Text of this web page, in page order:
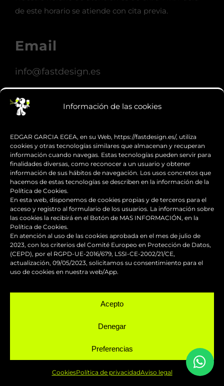
Información de las cookies
EDGAR GARCIA EGEA, en su Web, https://fastdesign.es/, utiliza
cookies y otras tecnologías similares que almacenan y recuperan
información cuando navegas. Estas tecnologías pueden servir para
finalidades diversas, como reconocer a un usuario y obtener
información de sus hábitos de navegación. Los usos concretos que
hacemos de estas tecnologías se describen en la información de la
Política de Cookies.
En esta web, disponemos de cookies propias y de terceros para el
acceso y registro al formulario de los usuarios. La información sobre
las cookies la recibirá en el Botón de MAS INFORMACIÓN, en la
Política de Cookies.
En atención al uso de las cookies aprobada en el mes de julio de
2023, con los criterios del Comité Europeo en Protección de Datos,
(CEPD), por el RGPD-UE-2016/679, LSSI-CE-2002/21/CE,
actualización, 09/05/2023, solicitamos su consentimiento para el
uso de cookies en nuestra web/App.
Acepto
Denegar
Preferencias
CookiesPolítica de privacidadAviso legal
Nuestro horario de atención es de 6h. a 14h. Fuera
Email
info@fastdesign.es
Whatsapp
Hablemos
SERVICIOS
Reparación y mantenimiento de
carenados
Pintura de competición
Pintado de motos
Servicio urgente